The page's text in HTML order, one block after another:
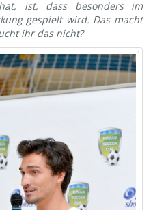
ist, dass besonders im
gespielt wird. Das macht
ihr das nicht?